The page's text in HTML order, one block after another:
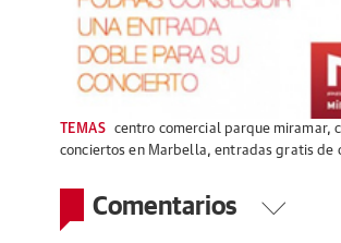
TEMAS centro comercial parque miramar,
conciertos en Marbella,entradas gratis de
Comentarios